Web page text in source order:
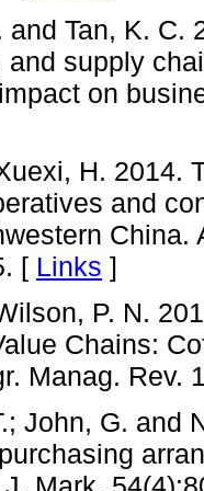
and Tan, K.
and supply
on
H. 2014.
and
[ Links ]
P. N.
Chains:
Manag. Rev.
John, G. and